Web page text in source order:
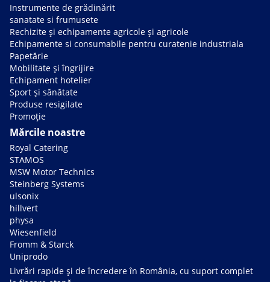
Instrumente de grădinărit
sanatate si frumusete
Rechizite și echipamente agricole și agricole
Echipamente si consumabile pentru curatenie industriala
Papetărie
Mobilitate și îngrijire
Echipament hotelier
Sport și sănătate
Produse resigilate
Promoție
Mărcile noastre
Royal Catering
STAMOS
MSW Motor Technics
Steinberg Systems
ulsonix
hillvert
physa
Wiesenfield
Fromm & Starck
Uniprodo
Livrări rapide și de încredere în România, cu suport complet